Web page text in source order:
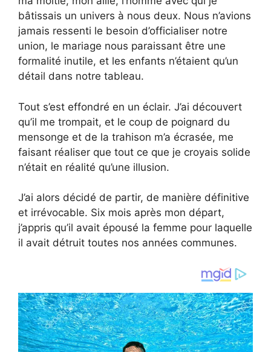
bâtissais un univers à nous deux. Nous n’avions
jamais ressenti le besoin d’officialiser notre
union, le mariage nous paraissant être une
formalité inutile, et les enfants n’étaient qu’un
détail dans notre tableau.
Tout s’est effondré en un éclair. J’ai découvert
qu’il me trompait, et le coup de poignard du
mensonge et de la trahison m’a écrasée, me
faisant réaliser que tout ce que je croyais solide
n’était en réalité qu’une illusion.
J’ai alors décidé de partir, de manière définitive
et irrévocable. Six mois après mon départ,
j’appris qu’il avait épousé la femme pour laquelle
il avait détruit toutes nos années communes.